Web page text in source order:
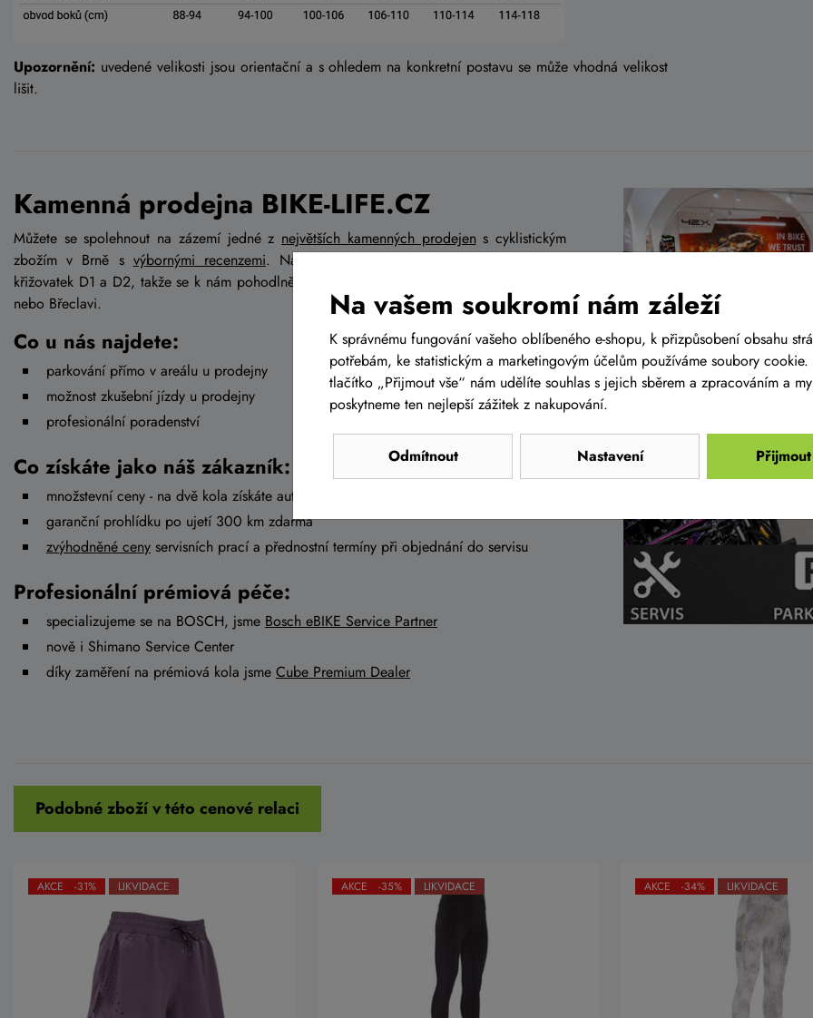
Upozornění: uvedené velikosti jsou orientační a s ohledem na konkretní postavu se může vhodná velikost
lišit.
Kamenná prodejna BIKE-LIFE.CZ
Můžete se spolehnout na zázemí jedné z největších kamenných prodejens cyklistickým
zbožím v Brně s výbornými recenzemi. Najdete nás v Brně Tuřanech, nedaleko od
křižovatek D1 a D2, takže se k nám pohodlně dostanete jak od Prahy, tak i od Olomouce
nebo Břeclavi.
Co u nás najdete:
parkování přímo v areálu u prodejny
možnost zkušební jízdy u prodejny
profesionální poradenství
Co získáte jako náš zákazník:
množstevní ceny - na dvě kola získáte automaticky
garanční prohlídku po ujetí 300 km zdarma
zvýhodněné ceny servisních prací a přednostní termíny při objednání do servisu
Profesionální prémiová péče:
specializujeme se na BOSCH, jsme Bosch eBIKE Service Partner
nově i Shimano Service Center
díky zaměření na prémiová kola jsme Cube Premium Dealer
Podobné zboží v této cenové relaci
AKCE -31% LIKVIDACE AKCE -35% LIKVIDACE AKCE -34% LIKVIDACE
Na vašem soukromí nám záleží
K správnému fungování vašeho oblíbeného e-shopu, k přizpůsobení obsahu
potřebám, ke statistickým a marketingovým účelům používáme soubory
tlačítko „Přijmout vše“ nám udělíte souhlas s jejich sběrem a zpracováním a
poskytneme ten nejlepší zážitek z nakupování.
Odmítnout Nastavení